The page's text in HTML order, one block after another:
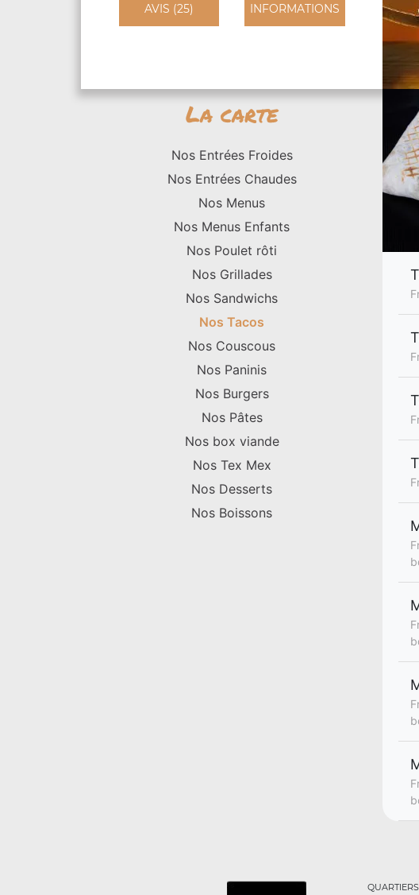
AVIS (25) INFORMATIONS
La carte
Nos Entrées Froides
Nos Entrées Chaudes
Nos Menus
Nos Menus Enfants
Nos Poulet rôti
Nos Grillades
Nos Sandwichs
Nos Tacos
Nos Couscous
Nos Paninis
Nos Burgers
Nos Pâtes
Nos box viande
Nos Tex Mex
Nos Desserts
Nos Boissons